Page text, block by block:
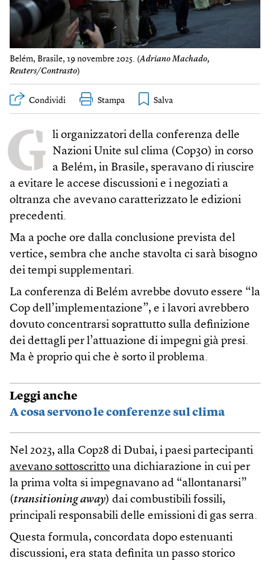
Belém, Brasile, 19 novembre 2025. (Adriano Machado,
Reuters/Contrasto)
Condividi Stampa
G li organizzatori della conferenza delle
Nazioni Unite sul clima (Cop30) in corso
a Belém, in Brasile, speravano di riuscire
a evitare le accese discussioni e i negoziati a
oltranza che avevano caratterizzato le edizioni
precedenti.
Ma a poche ore dalla conclusione prevista del
vertice, sembra che anche stavolta ci sarà bisogno
dei tempi supplementari.
La conferenza di Belém avrebbe dovuto essere “la
Cop dell’implementazione”, e i lavori avrebbero
dovuto concentrarsi soprattutto sulla definizione
dei dettagli per l’attuazione di impegni già presi.
Ma è proprio qui che è sorto il problema.
Leggi anche
A cosa servono le conferenze sul clima
Nel 2023, alla Cop28 di Dubai, i paesi partecipanti
avevano sottoscritto una dichiarazione in cui per
la prima volta si impegnavano ad “allontanarsi”
(transitioning away) dai combustibili fossili,
principali responsabili delle emissioni di gas serra.
Questa formula, concordata dopo estenuanti
discussioni, era stata definita un passo storico